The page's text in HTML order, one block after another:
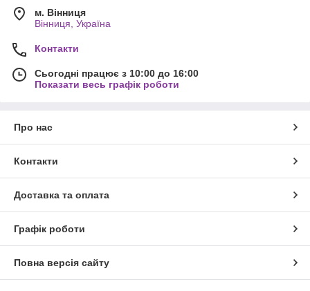
м. Вінниця
Вінниця, Україна
Контакти
Сьогодні працює з 10:00 до 16:00
Показати весь графік роботи
Про нас
Контакти
Доставка та оплата
Графік роботи
Повна версія сайту